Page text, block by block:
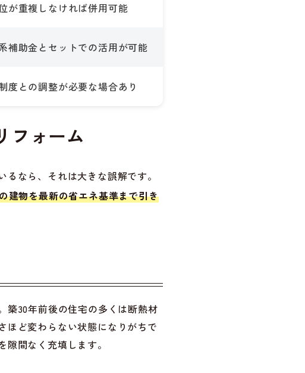
が重複しなければ併用可能
補助金とセットでの活用が可能
度との調整が必要な場合あり
フォーム
なら、それは大きな誤解です。
建物を最新の省エネ基準まで引き
築30年前後の住宅の多くは断熱材
ほど変わらない状態になりがちで
間なく充填します。